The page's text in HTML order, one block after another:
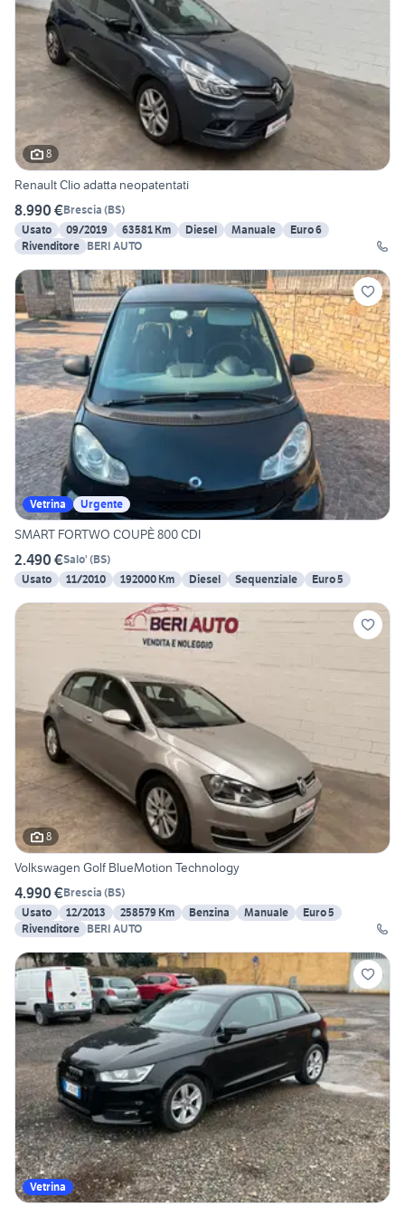
8
Renault Clio adatta neopatentati
8.990 €Brescia (BS)
Usato
09/2019 63581 Km Diesel Manuale
Euro 6
Rivenditore BERI AUTO
Vetrina Urgente
SMART FORTWO COUPÈ 800 CDI
2.490 €Salo' (BS)
Usato
11/2010 192000 Km Diesel Sequenziale Euro 5
8
Volkswagen Golf BlueMotion Technology
4.990 €Brescia (BS)
Usato
12/2013 258579 Km Benzina Manuale
Euro 5
Rivenditore BERI AUTO
Vetrina